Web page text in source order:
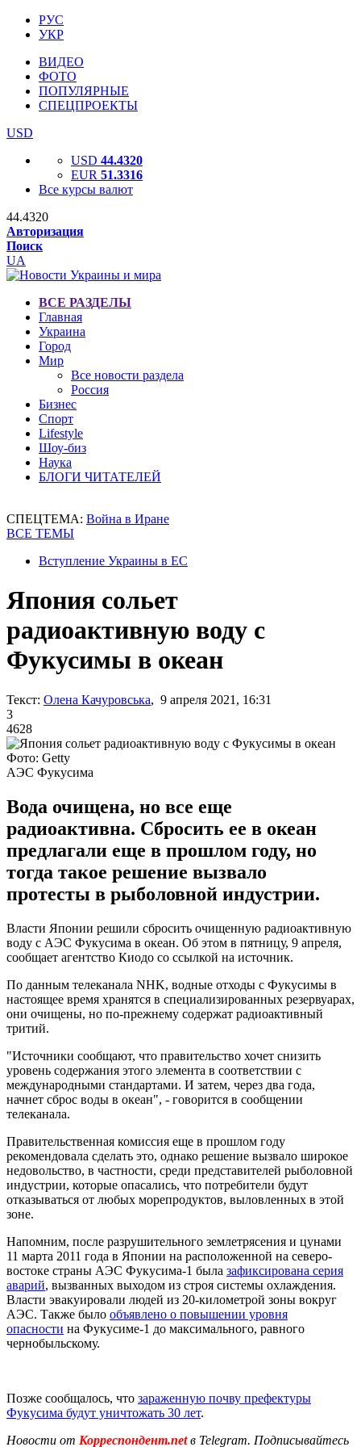
РУС
УКР
ВИДЕО
ФОТО
ПОПУЛЯРНЫЕ
СПЕЦПРОЕКТЫ
USD
USD 44.4320
EUR 51.3316
Все курсы валют
44.4320
Авторизация
Поиск
UA
ВСЕ РАЗДЕЛЫ
Главная
Украина
Город
Мир
Все новости раздела
Россия
Бизнес
Спорт
Lifestyle
Шоу-биз
Наука
БЛОГИ ЧИТАТЕЛЕЙ
СПЕЦТЕМА: Война в Иране
ВСЕ ТЕМЫ
Вступление Украины в ЕС
Япония сольет
радиоактивную воду с
Фукусимы в океан
Текст: Олена Качуровська, 9 апреля 2021, 16:31
3
4628
Фото: Getty
АЭС Фукусима
Вода очищена, но все еще
радиоактивна. Сбросить ее в океан
предлагали еще в прошлом году, но
тогда такое решение вызвало
протесты в рыболовной индустрии.
Власти Японии решили сбросить очищенную радиоактивную
воду с АЭС Фукусима в океан. Об этом в пятницу, 9 апреля,
сообщает агентство Киодо со ссылкой на источник.
По данным телеканала NHK, водные отходы с Фукусимы в
настоящее время хранятся в специализированных резервуарах,
они очищены, но по-прежнему содержат радиоактивный
тритий.
"Источники сообщают, что правительство хочет снизить
уровень содержания этого элемента в соответствии с
международными стандартами. И затем, через два года,
начнет сброс воды в океан", - говорится в сообщении
телеканала.
Правительственная комиссия еще в прошлом году
рекомендовала сделать это, однако решение вызвало широкое
недовольство, в частности, среди представителей рыболовной
индустрии, которые опасались, что потребители будут
отказываться от любых морепродуктов, выловленных в этой
зоне.
Напомним, после разрушительного землетрясения и цунами
11 марта 2011 года в Японии на расположенной на северо-
востоке страны АЭС Фукусима-1 была зафиксирована серия
аварий, вызванных выходом из строя системы охлаждения.
Власти эвакуировали людей из 20-километрой зоны вокруг
АЭС. Также было объявлено о повышении уровня
опасности на Фукусиме-1 до максимального, равного
чернобыльскому.
Позже сообщалось, что зараженную почву префектуры
Фукусима будут уничтожать 30 лет.
Новости от Корреспондент.netв Telegram. Подписывайтесь